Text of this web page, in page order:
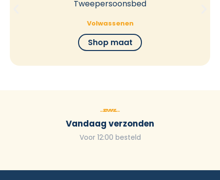
Tweepersoonsbed
Volwassenen
Shop maat
Vandaag verzonden
Voor 12:00 besteld